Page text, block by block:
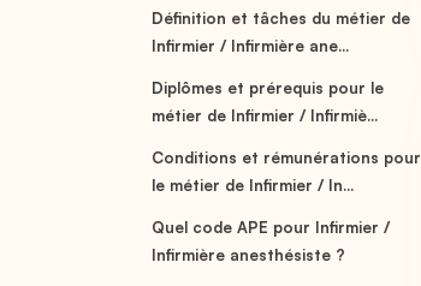
Définition et tâches du métier de
Infirmier / Infirmière ane...
Diplômes et prérequis pour le
métier de Infirmier / Infirmiè...
Conditions et rémunérations pour
le métier de Infirmier / In...
Quel code APE pour Infirmier /
Infirmière anesthésiste ?